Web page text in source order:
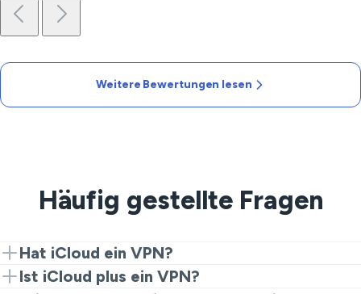
Weitere Bewertungen lesen
Häufig gestellte Fragen
Hat iCloud ein VPN?
iCloud hat kein vollständiges VPN. Sie erhalten Private
Ist iCloud plus ein VPN?